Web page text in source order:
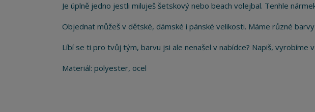
Je úplně jedno jestli miluješ šetskový nebo beach volejbal. Tenhle
Objednat můžeš v dětské, dámské i pánské velikosti. Máme různé
Líbí se ti pro tvůj tým, barvu jsi ale nenašel v nabídce? Napiš, vyrobíme
Materiál: polyester, ocel